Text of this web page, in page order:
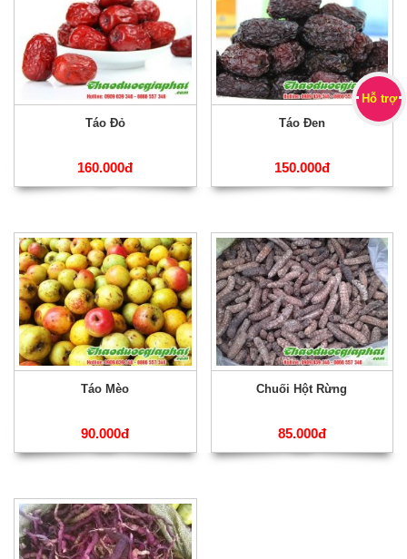
Táo Đỏ
160.000đ
Táo Đen
150.000đ
Táo Mèo
90.000đ
Chuối Hột Rừng
85.000đ
Hỗ trợ